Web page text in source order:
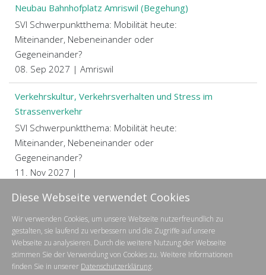
Neubau Bahnhofplatz Amriswil (Begehung)
SVI Schwerpunktthema: Mobilität heute:
Miteinander, Nebeneinander oder
Gegeneinander?
08. Sep 2027 | Amriswil
Verkehrskultur, Verkehrsverhalten und Stress im
Strassenverkehr
SVI Schwerpunktthema: Mobilität heute:
Miteinander, Nebeneinander oder
Gegeneinander?
11. Nov 2027 |
Geschäftsstelle SVI | Heiligkreuzstrasse 5 | 9008 St.Gallen
071 222 46 46 |info@svi.ch
Datenschutz
Diese Webseite verwendet Cookies
Wir verwenden Cookies, um unsere Webseite nutzerfreundlich zu
gestalten, sie laufend zu verbessern und die Zugriffe auf unsere
Webseite zu analysieren. Durch die weitere Nutzung der Webseite
stimmen Sie der Verwendung von Cookies zu. Weitere Informationen
finden Sie in unserer Datenschutzerklärung.